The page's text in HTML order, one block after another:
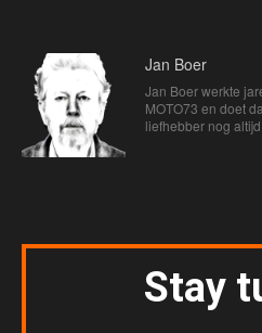
Jan Boer
Jan Boer werkte
MOTO73 en doet
liefhebber nog
Stay